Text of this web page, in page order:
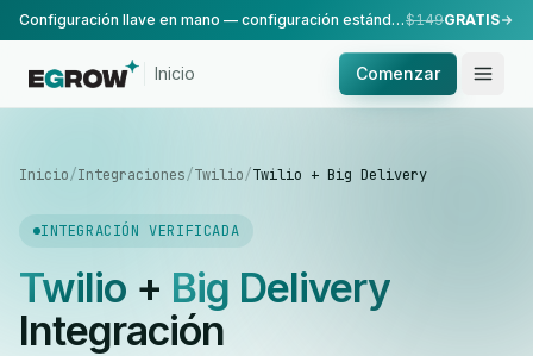
Configuración llave en mano — configuración estándar, realizada por nuestro equipo.$149GRATIS
Inicio Comenzar
Inicio/Integraciones/Twilio/Twilio + Big Delivery
INTEGRACIÓN VERIFICADA
Twilio+ Big Delivery
Integración